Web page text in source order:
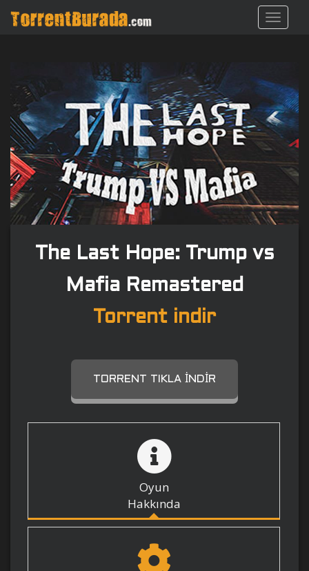
The Last Hope: Trump vs
Mafia Remastered
Torrent indir
TORRENT TIKLA İNDIR
Oyun
Hakkında